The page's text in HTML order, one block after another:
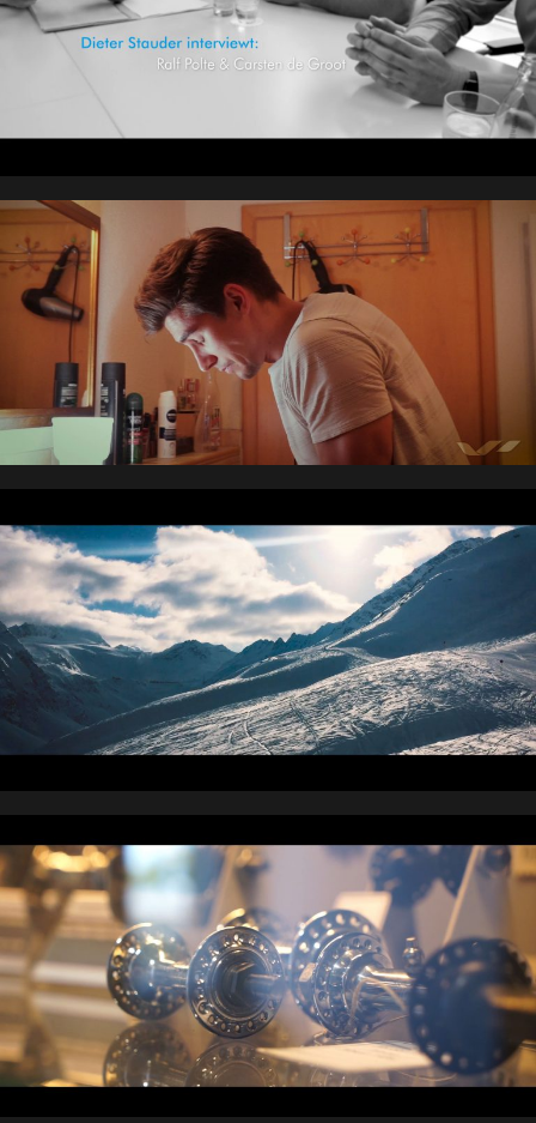
Kurzphilmsession #1
Hallo 2019
Industriemuseum Schweinfurt